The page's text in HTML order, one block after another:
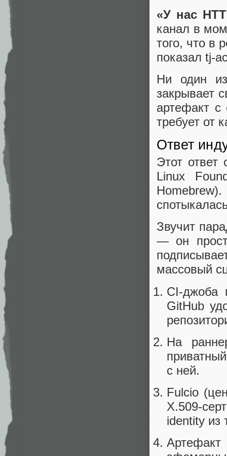
«У нас
канал в
того, что в
показал tj-
Ни один
закрывает
артефакт
требует от
Ответ
Этот ответ
Linux
Звучит
— он
массовый
CI-джоба
GitHub
На
с ней.
Fulcio
X.509-
identity из